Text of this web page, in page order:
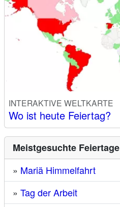
INTERAKTIVE WELTKARTE
Wo ist heute Feiertag?
Meistgesuchte Feiertage
» Mariä Himmelfahrt
» Tag der Arbeit